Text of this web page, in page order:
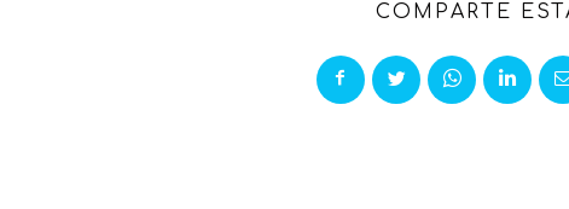
COMPARTE